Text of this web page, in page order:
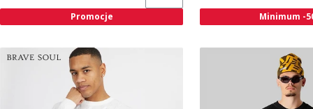
Promocje Minimum -